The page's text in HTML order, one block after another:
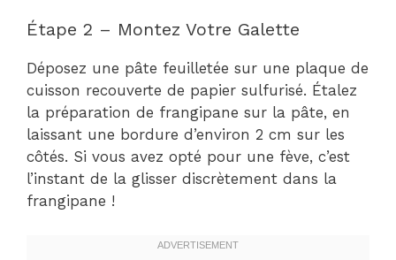
Étape 2 – Montez Votre Galette
Déposez une pâte feuilletée sur une plaque de
cuisson recouverte de papier sulfurisé. Étalez
la préparation de frangipane sur la pâte, en
laissant une bordure d’environ 2 cm sur les
côtés. Si vous avez opté pour une fève, c’est
l’instant de la glisser discrètement dans la
frangipane !